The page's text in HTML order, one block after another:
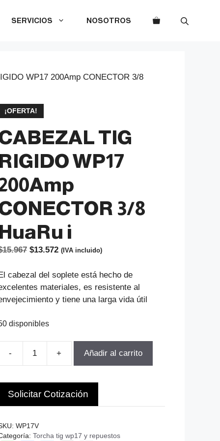
SERVICIOS NOSOTROS
WP17 200Amp CONECTOR 3/8
¡OFERTA!
TIG
RIGIDO WP17
3/8
HuaRu i
15.967 El
original
era:
$15.967.
$13.572El
actual
es:
$13.572.
(IVA incluido)
cabezal del soplete está hecho de
materiales, es resistente al
y tiene una larga vida útil
disponibles
-
CABEZAL
WP17
8
+ Añadir al carrito
Solicitar Cotización
WP17V
Torcha tig wp17 y repuestos